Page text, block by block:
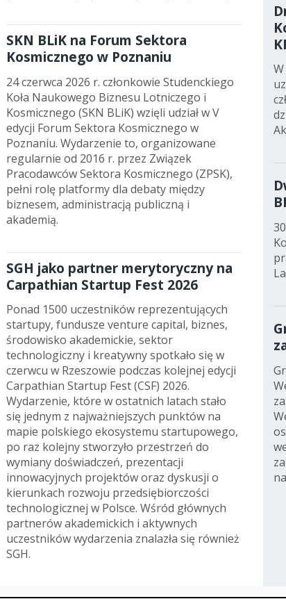
SKN BLiK na Forum Sektora
Kosmicznego w Poznaniu
24 czerwca 2026 r. członkowie Studenckiego
Koła Naukowego Biznesu Lotniczego i
Kosmicznego (SKN BLiK) wzięli udział w V
edycji Forum Sektora Kosmicznego w
Poznaniu. Wydarzenie to, organizowane
regularnie od 2016 r. przez Związek
Pracodawców Sektora Kosmicznego (ZPSK),
pełni rolę platformy dla debaty między
biznesem, administracją publiczną i
akademią.
SGH jako partner merytoryczny na
Carpathian Startup Fest 2026
Ponad 1500 uczestników reprezentujących
startupy, fundusze venture capital, biznes,
środowisko akademickie, sektor
technologiczny i kreatywny spotkało się w
czerwcu w Rzeszowie podczas kolejnej edycji
Carpathian Startup Fest (CSF) 2026.
Wydarzenie, które w ostatnich latach stało
się jednym z najważniejszych punktów na
mapie polskiego ekosystemu startupowego,
po raz kolejny stworzyło przestrzeń do
wymiany doświadczeń, prezentacji
innowacyjnych projektów oraz dyskusji o
kierunkach rozwoju przedsiębiorczości
technologicznej w Polsce. Wśród głównych
partnerów akademickich i aktywnych
uczestników wydarzenia znalazła się również
SGH.